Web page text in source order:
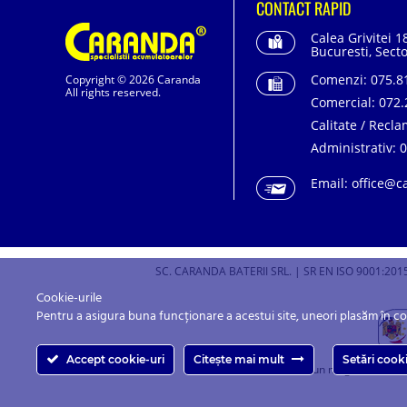
Copyright © 2026 Caranda
All rights reserved.
CONTACT RAPID
Calea Grivitei
Bucuresti,
Comenzi:
Comercial:
Calitate /
Administrativ:
Email:
SC. CARANDA BATERII SRL. | SR EN ISO
Caranda.ro este un magazin
Cookie-urile
Pentru a asigura buna funcționare a acestui site, uneori plasăm în
Accept cookie-uri Citește mai mult Setări